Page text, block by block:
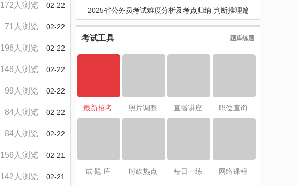
02-22
172人浏览
02-22
71人浏览
02-22
196人浏览
02-22
148人浏览
02-22
99人浏览
02-22
84人浏览
02-22
84人浏览
02-21
156人浏览
02-21
142人浏览
2025省公务员考试难度分析及考点归纳 判断推理篇
考试工具 题库练题
最新招考 照片调整 直播讲座 职位查询
试 题 库 时政热点 每日一练 网络课程